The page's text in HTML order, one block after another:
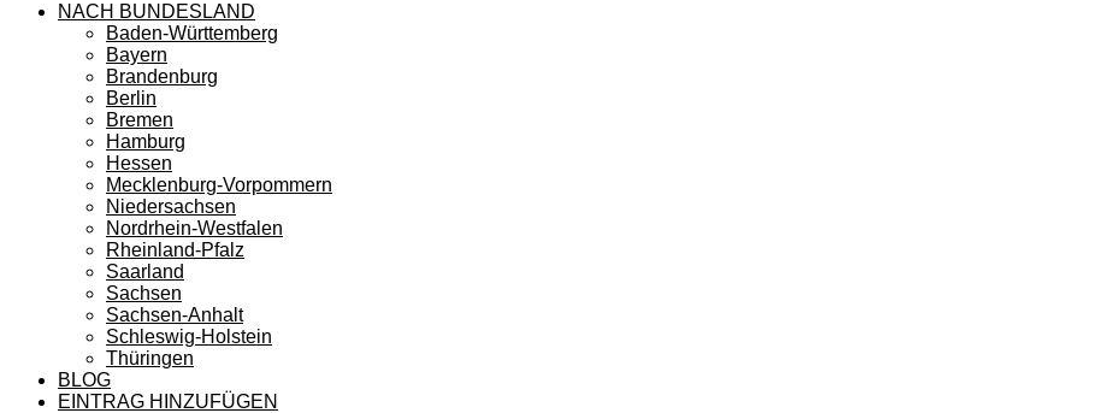
NACH BUNDESLAND
Baden-Württemberg
Bayern
Brandenburg
Berlin
Bremen
Hamburg
Hessen
Mecklenburg-Vorpommern
Niedersachsen
Nordrhein-Westfalen
Rheinland-Pfalz
Saarland
Sachsen
Sachsen-Anhalt
Schleswig-Holstein
Thüringen
BLOG
EINTRAG HINZUFÜGEN